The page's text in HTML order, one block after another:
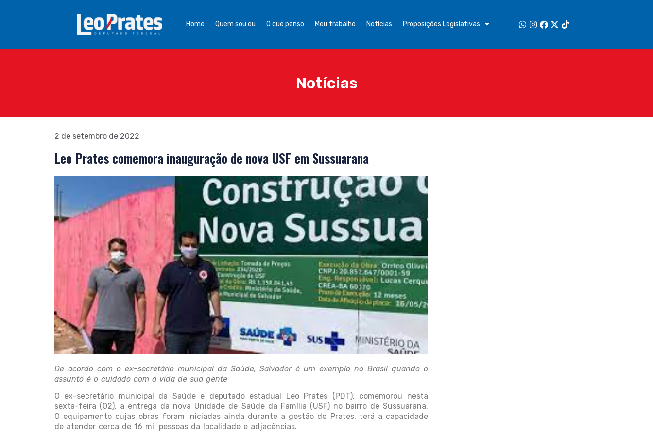
Home Quem sou eu O que penso Meu trabalho Notícias Proposições Legislativas
Notícias
2 de setembro de 2022
Leo Prates comemora inauguração de nova USF em Sussuarana
De acordo com o ex-secretário municipal da Saúde, Salvador é um exemplo no Brasil quando o
assunto é o cuidado com a vida de sua gente
O ex-secretário municipal da Saúde e deputado estadual Leo Prates (PDT), comemorou nesta
sexta-feira (02), a entrega da nova Unidade de Saúde da Família (USF) no bairro de Sussuarana.
O equipamento cujas obras foram iniciadas ainda durante a gestão de Prates, terá a capacidade
de atender cerca de 16 mil pessoas da localidade e adjacências.